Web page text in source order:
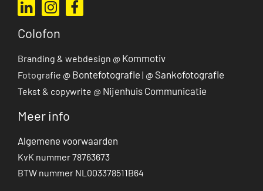
Ga naar mijn LinkedIn profiel
Ga naar mijn Instagram profiel
Colofon
Branding & webdesign @ Kommotiv
Fotografie @ Bontefotografie | @ Sankofotografie
Tekst & copywrite @ Nijenhuis Communicatie
Meer info
Algemene voorwaarden
KvK nummer 78763673
BTW nummer NL003378511B64